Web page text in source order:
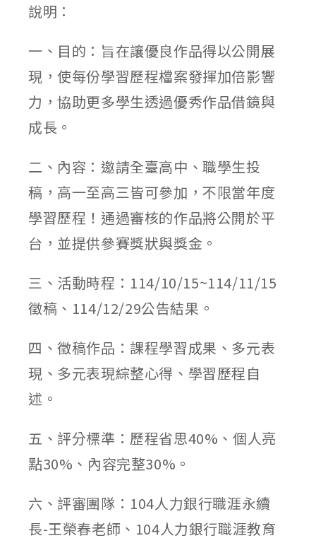
說明：
一、目的：旨在讓優良作品得以公開展
現，使每份學習歷程檔案發揮加倍影響
力，協助更多學生透過優秀作品借鏡與
成長。
二、內容：邀請全臺高中、職學生投
稿，高一至高三皆可參加，不限當年度
學習歷程！通過審核的作品將公開於平
台，並提供參賽獎狀與獎金。
三、活動時程：114/10/15~114/11/15
徵稿、114/12/29公告結果。
四、徵稿作品：課程學習成果、多元表
現、多元表現綜整心得、學習歷程自
述。
五、評分標準：歷程省思40%、個人亮
點30%、內容完整30%。
六、評審團隊：104人力銀行職涯永續
長-王榮春老師、104人力銀行職涯教育